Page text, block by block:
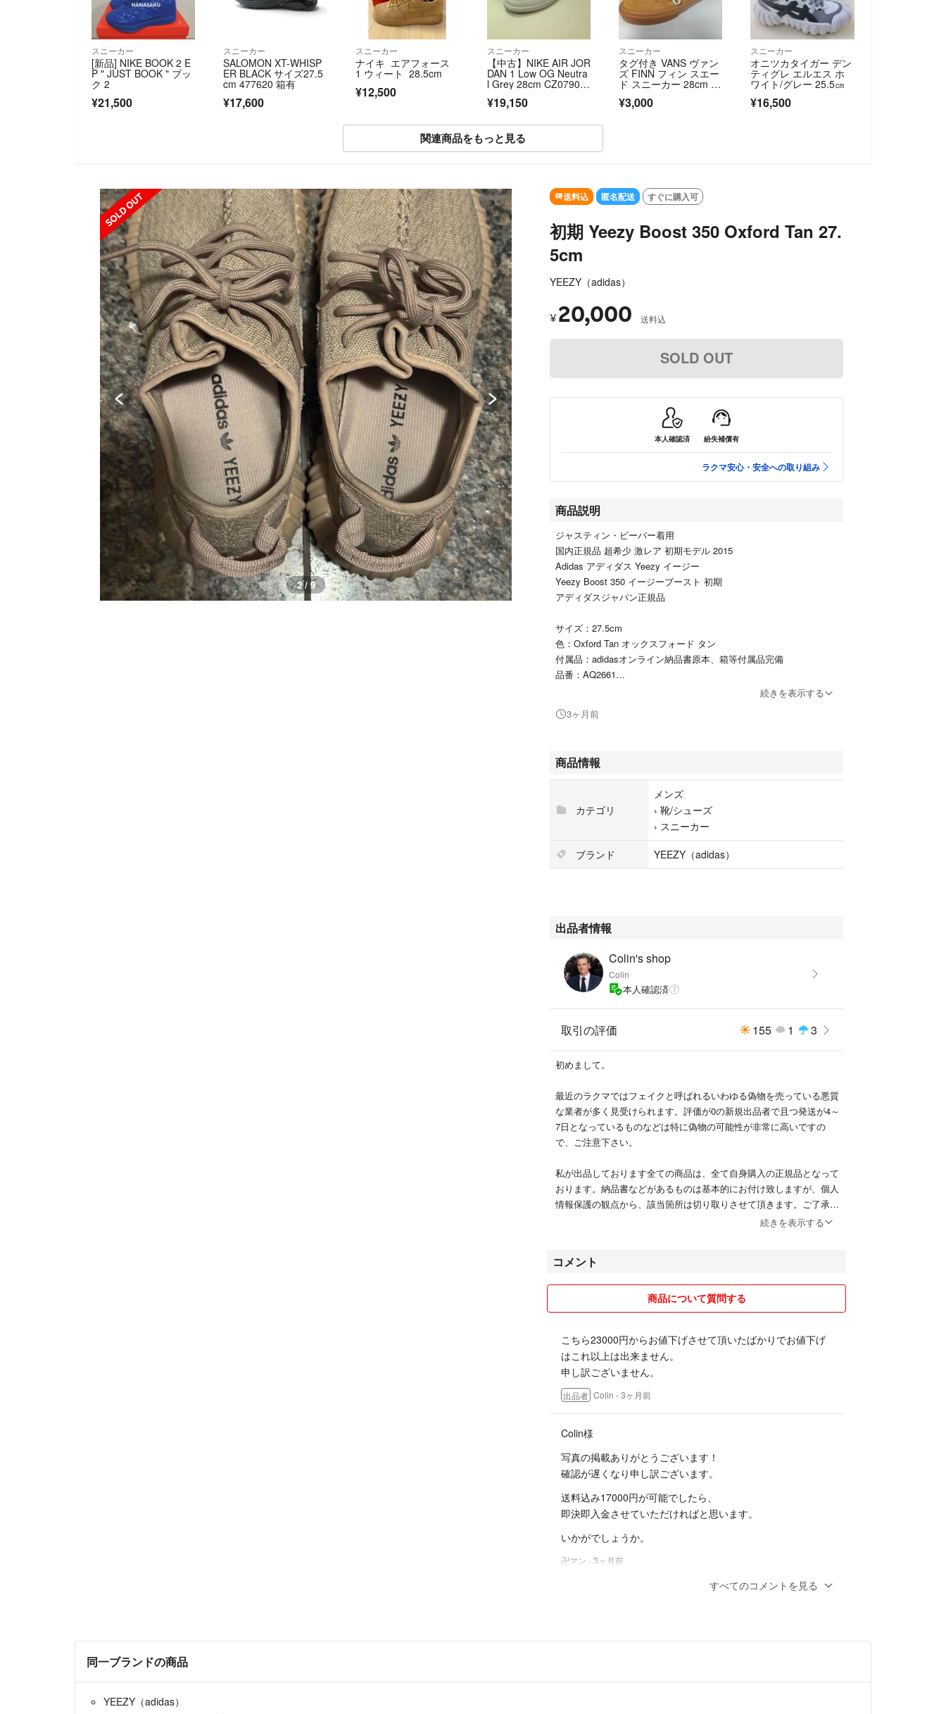
スニーカー
[新品] NIKE BOOK 2 E
P " JUST BOOK " ブッ
ク 2
¥21,500
スニーカー
SALOMON XT-WHISP
ER BLACK サイズ27.5
cm 477620 箱有
¥17,600
スニーカー
ナイキ エアフォース
1 ウィート 28.5cm
¥12,500
スニーカー
【中古】NIKE AIR JOR
DAN 1 Low OG Neutra
l Grey 28cm CZ0790-1
¥19,150
スニーカー
タグ付き VANS ヴァン
ズ FINN フィン スエー
ド スニーカー 28cm 軽
¥3,000
スニーカー
オニツカタイガー デン
ティグレ エルエス ホ
ワイト/グレー 25.5㎝
¥16,500
関連商品をもっと見る
SOLD OUT SOLD OUT
2 / 9
送料込 匿名配送 すぐに購入可
初期 Yeezy Boost 350 Oxford Tan 27.
5cm
YEEZY（adidas）
¥ 20,000 送料込
SOLD OUT
本人確認済 紛失補償有
ラクマ安心・安全への取り組み
商品説明
ジャスティン・ビーバー着用
国内正規品 超希少 激レア 初期モデル 2015
Adidas アディダス Yeezy イージー
Yeezy Boost 350 イージーブースト 初期
アディダスジャパン正規品
サイズ：27.5cm
色：Oxford Tan オックスフォード タン
付属品：adidasオンライン納品書原本、箱等付属品完備
品番：AQ2661
た。確実正規品です。納品書付きは貴重かなと思います。着用は数回
程度ですので、状態も綺麗だと思います。
ジャスティン・ビーバーも着用しており非常に人気なモデルになって
おります。(参考画像ご確認下さい)
何かご質問等ございましたら、お気軽にお問い合わせ下さい。
Justin Bieber
ジャスティン・ビーバー
続きを表示する
3ヶ月前
商品情報
カテゴリ
メンズ
› 靴/シューズ
› スニーカー
ブランド
YEEZY（adidas）
出品者情報
Colin's shop
Colin
本人確認済
取引の評価 155 1 3
初めまして。
最近のラクマではフェイクと呼ばれるいわゆる偽物を売っている悪質
な業者が多く見受けられます。評価が0の新規出品者で且つ発送が4～
7日となっているものなどは特に偽物の可能性が非常に高いですの
で、ご注意下さい。
私が出品しております全ての商品は、全て自身購入の正規品となって
おります。納品書などがあるものは基本的にお付け致しますが、個人
情報保護の観点から、該当箇所は切り取りさせて頂きます。ご了承下
まっておりますが、こちらは過去にラクマにて偽物を掴まされた際の
もの、完全な言いがかかりなもの、こちらが迅速に対応したにも関わ
らず、普通または悪いの評価を付けてこられた悪質なユーザーの方と
のお取引の際の評価ですので、お気になさらないでください。申し訳
最後まで責任を持って迅速丁寧に、誠心誠意対応させていただきます
ので、よろしくお願い致します。質問などはコメント欄にお願い致し
ます。頂いたコメントに対しては、なるべく早くに返信させて頂くよ
うに努めております。申し訳ございませんが、コメント逃げに対して
それでは、気持ちの良いお取引をよろしくお願い致します。
続きを表示する
コメント
商品について質問する
こちら23000円からお値下げさせて頂いたばかりでお値下げ
はこれ以上は出来ません。
申し訳ございません。
出品者 Colin - 3ヶ月前
Colin様
写真の掲載ありがとうございます！
確認が遅くなり申し訳ございます。
送料込み17000円が可能でしたら、
即決即入金させていただければと思います。
いかがでしょうか。
卍マン - 3ヶ月前
すべてのコメントを見る
同一ブランドの商品
YEEZY（adidas）